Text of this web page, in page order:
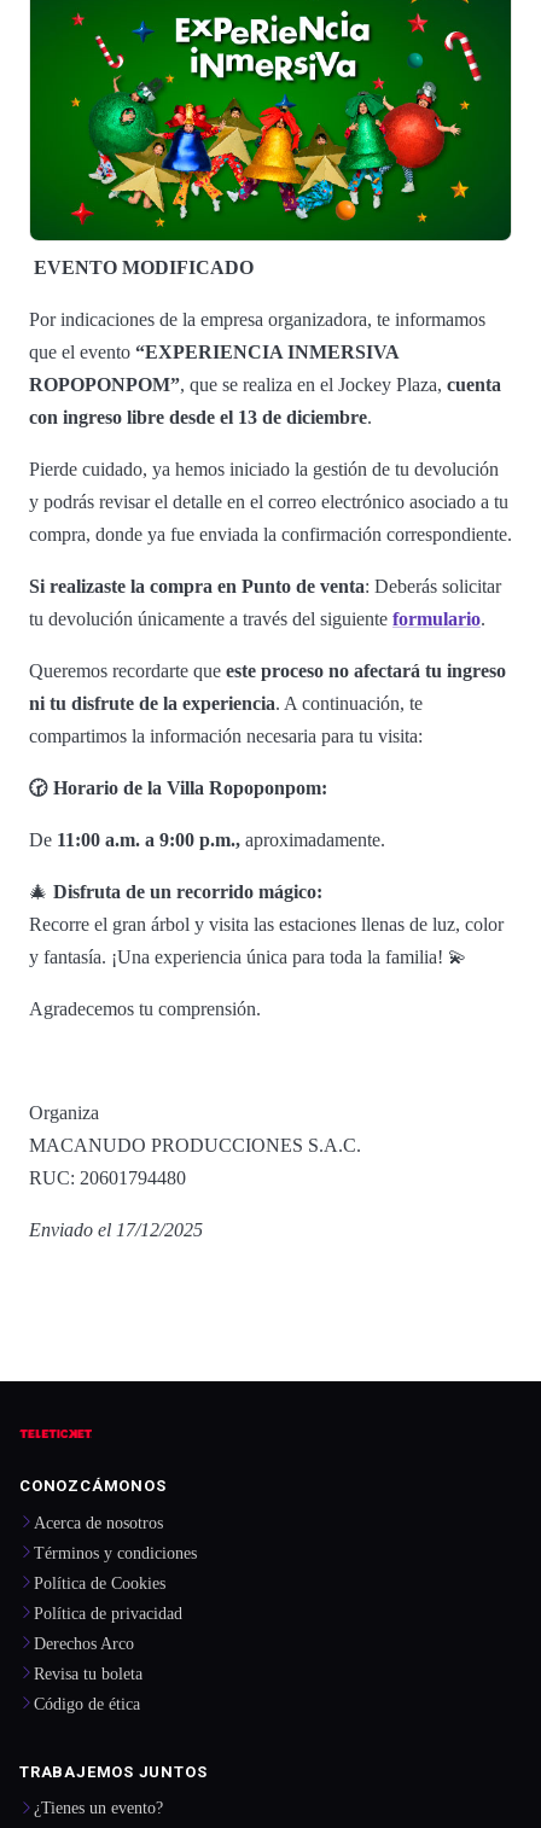
EVENTO MODIFICADO
Por indicaciones de la empresa organizadora, te informamos
que el evento “EXPERIENCIA INMERSIVA
ROPOPONPOM”, que se realiza en el Jockey Plaza, cuenta
con ingreso libre desde el 13 de diciembre.
Pierde cuidado, ya hemos iniciado la gestión de tu devolución
y podrás revisar el detalle en el correo electrónico asociado a tu
compra, donde ya fue enviada la confirmación correspondiente.
Si realizaste la compra en Punto de venta: Deberás solicitar
tu devolución únicamente a través del siguiente formulario.
Queremos recordarte que este proceso no afectará tu ingreso
ni tu disfrute de la experiencia. A continuación, te
compartimos la información necesaria para tu visita:
🕝 Horario de la Villa Ropoponpom:
De 11:00 a.m. a 9:00 p.m., aproximadamente.
🎄 Disfruta de un recorrido mágico:
Recorre el gran árbol y visita las estaciones llenas de luz, color
y fantasía. ¡Una experiencia única para toda la familia! 💫
Agradecemos tu comprensión.
Organiza
MACANUDO PRODUCCIONES S.A.C.
RUC: 20601794480
Enviado el 17/12/2025
CONOZCÁMONOS
Acerca de nosotros
Términos y condiciones
Política de Cookies
Política de privacidad
Derechos Arco
Revisa tu boleta
Código de ética
TRABAJEMOS JUNTOS
¿Tienes un evento?